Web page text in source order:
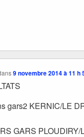
9 novembre 2014 à 11 h
gars2 KERNIC/LE
GARS PLOUDIRY/